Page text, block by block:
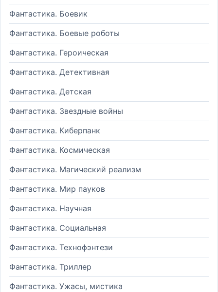
Фантастика. Боевик
Фантастика. Боевые роботы
Фантастика. Героическая
Фантастика. Детективная
Фантастика. Детская
Фантастика. Звездные войны
Фантастика. Киберпанк
Фантастика. Космическая
Фантастика. Магический реализм
Фантастика. Мир пауков
Фантастика. Научная
Фантастика. Социальная
Фантастика. Технофэнтези
Фантастика. Триллер
Фантастика. Ужасы, мистика